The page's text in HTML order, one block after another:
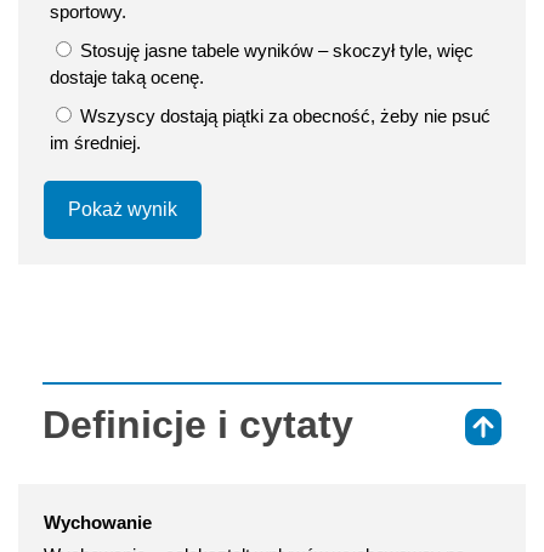
sportowy.
Stosuję jasne tabele wyników – skoczył tyle, więc
dostaje taką ocenę.
Wszyscy dostają piątki za obecność, żeby nie psuć
im średniej.
Pokaż wynik
Definicje i cytaty
Wychowanie